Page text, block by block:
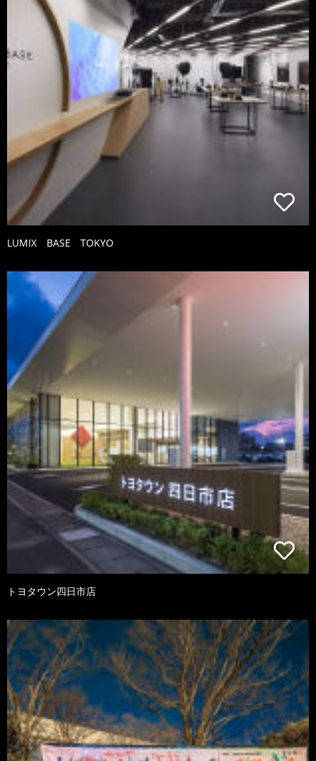
LUMIX BASE TOKYO
トヨタウン四日市店